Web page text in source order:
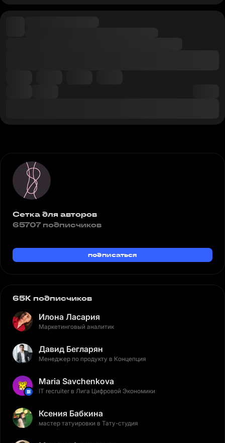
Сетка для авторов
65707 подписчиков
подписаться
65K подписчиков
Илона Ласария
Маркетинговый аналитик
Давид Бегларян
Менеджер по продукту в Концепция
Maria Savchenkova
IT recruiter в Лига Цифровой Экономики
Ксения Бабкина
мастер татуировки в Тату-студия